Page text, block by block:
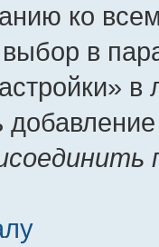
ко
в